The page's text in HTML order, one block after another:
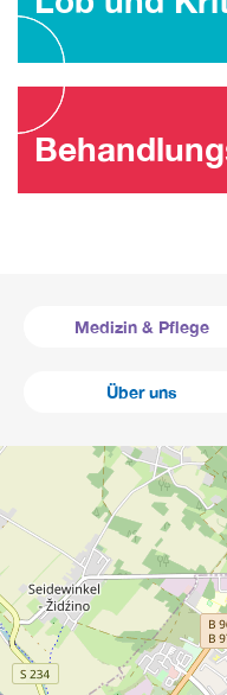
Medizin & Pflege
Über uns